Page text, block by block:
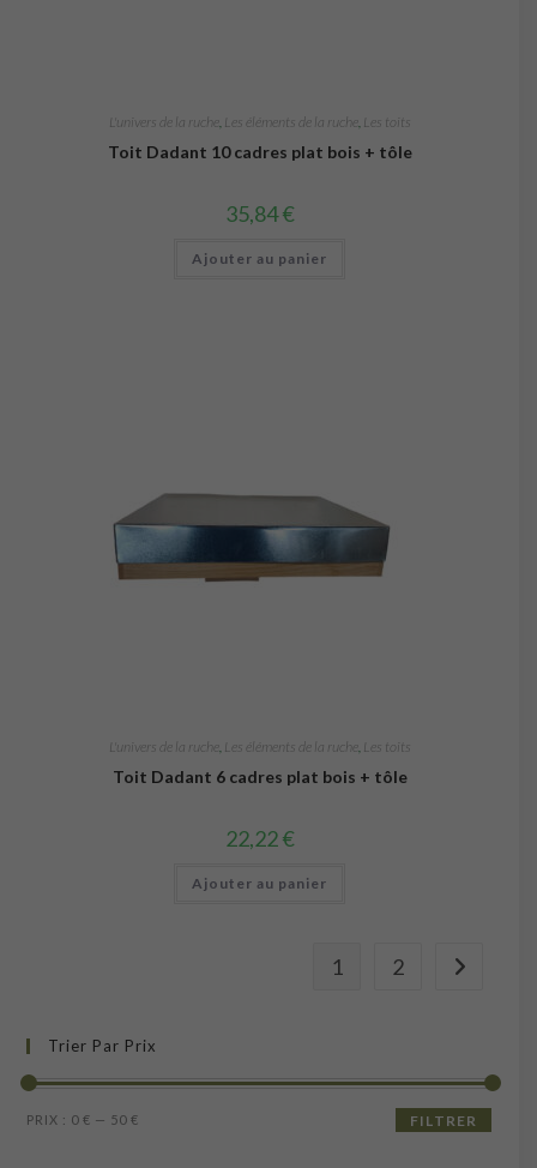
L'univers de la ruche , Les éléments de la ruche , Les toits
Toit Dadant 10 cadres plat bois + tôle
35,84€
Ajouter au panier
L'univers de la ruche Les éléments de la ruche Les toits
Toit Dadant 6 cadres plat bois + tôle
22,22€
Ajouter au panier
1 2
Trier Par Prix
Prix
Prix
FILTRER
PRIX : 0 € — 50 €